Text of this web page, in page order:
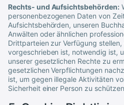
Rechts- und Aufsichtsbehörden:
personenbezogenen Daten von
Aufsichtsbehörden, unseren
Anwälten oder ähnlichen
Drittparteien zur Verfügung
vorgeschrieben ist, notwendig ist,
unserer gesetzlichen Rechte zu
gesetzlichen Verpflichtungen
ist, um gegen illegale Aktivitäten
Sicherheit einer Person zu